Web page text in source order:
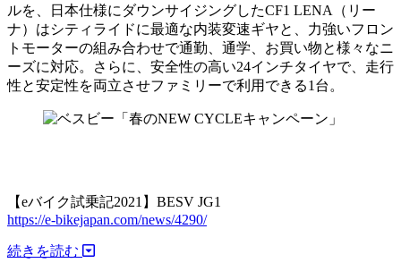
ルを、日本仕様にダウンサイジングしたCF1 LENA（リー
ナ）はシティライドに最適な内装変速ギヤと、力強いフロン
トモーターの組み合わせで通勤、通学、お買い物と様々なニ
ーズに対応。さらに、安全性の高い24インチタイヤで、走行
性と安定性を両立させファミリーで利用できる1台。
【eバイク試乗記2021】BESV JG1
https://e-bikejapan.com/news/4290/
続きを読む